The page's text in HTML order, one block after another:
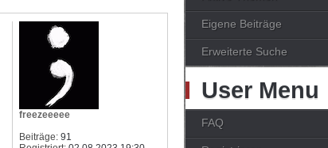
freezeeeee
Beiträge: 91
Eigene Beiträge
Erweiterte Suche
User Menu
FAQ